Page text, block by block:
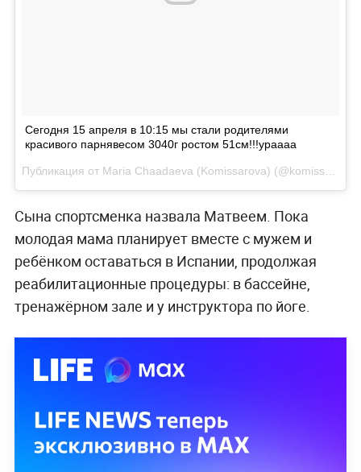
Сегодня 15 апреля в 10:15 мы стали родителями
красивого парнявесом 3040г ростом 51см!!!ураааа
Публикация от Maria Chaadaeva (Komissarova) (@komissarova_maria)
Сына спортсменка назвала Матвеем. Пока
молодая мама планирует вместе с мужем и
ребёнком оставаться в Испании, продолжая
реабилитационные процедуры: в бассейне,
тренажёрном зале и у инструктора по йоге.